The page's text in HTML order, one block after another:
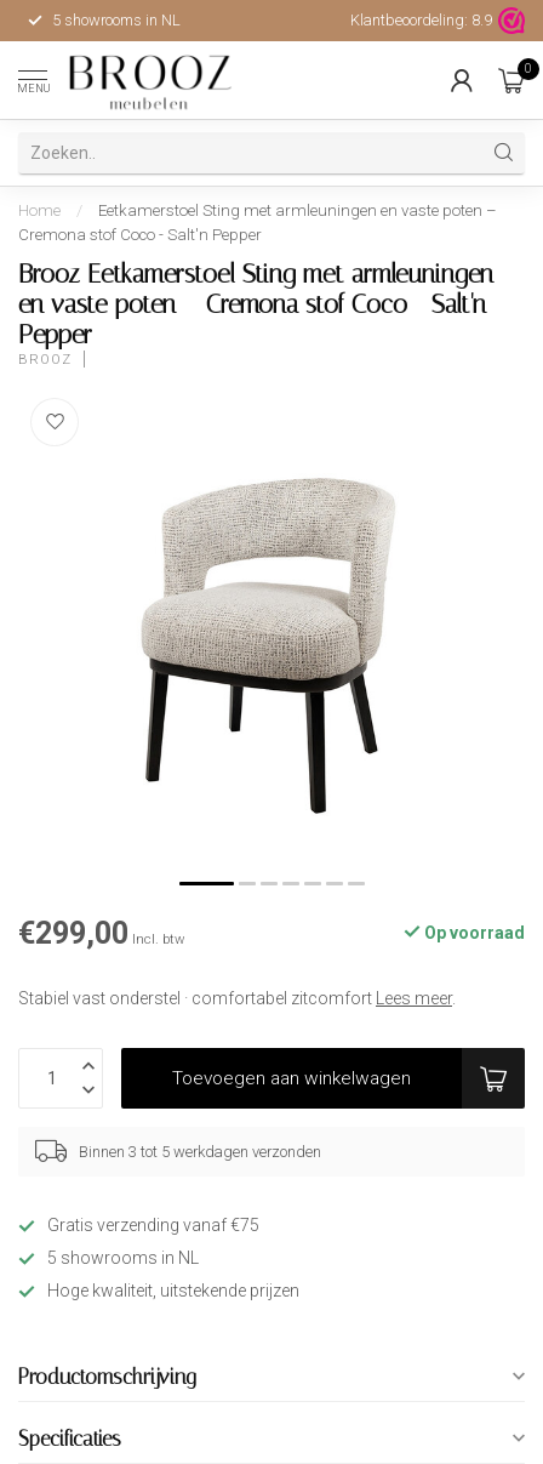
5 showrooms in NL Hoge kwaliteit, uitstekende
Klantbeoordeling: 8.9
MENU
0
Home /
Eetkamerstoel Sting met armleuningen en vaste poten –
Cremona stof Coco - Salt'n Pepper
Brooz Eetkamerstoel Sting met armleuningen
en vaste poten – Cremona stof Coco - Salt'n
Pepper
BROOZ
€299,00 Incl. btw Op voorraad
Stabiel vast onderstel · comfortabel zitcomfort Lees meer.
Toevoegen aan winkelwagen
Binnen 3 tot 5 werkdagen verzonden
Gratis verzending vanaf €75
5 showrooms in NL
Hoge kwaliteit, uitstekende prijzen
Productomschrijving
Specificaties